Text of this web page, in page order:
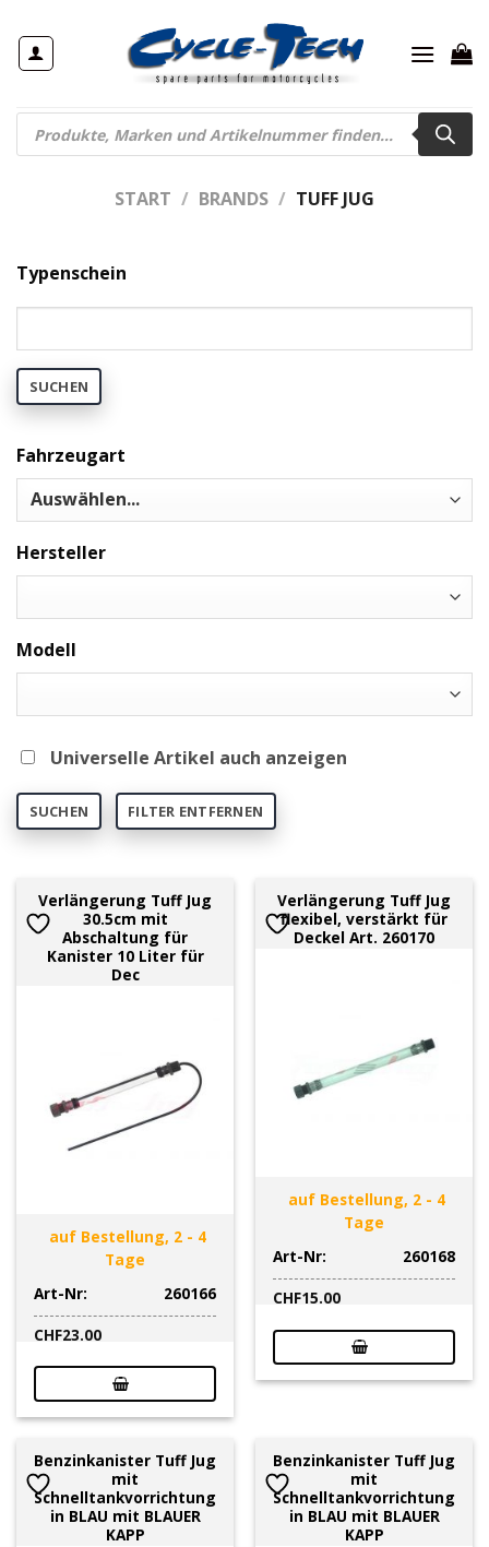
Inhalt
springen
Products
search
START / BRANDS / TUFF JUG
Typenschein
SUCHEN
Fahrzeugart
Hersteller
Modell
Universelle Artikel auch anzeigen
SUCHEN FILTER ENTFERNEN
Verlängerung Tuff Jug
30.5cm mit
Abschaltung für
Kanister 10 Liter für
Dec
auf Bestellung, 2 - 4
Tage
Art-Nr:
260166
CHF23.00
Verlängerung Tuff Jug
flexibel, verstärkt für
Deckel Art. 260170
auf Bestellung, 2 - 4
Tage
Art-Nr:
260168
CHF15.00
Benzinkanister Tuff Jug
mit
Schnelltankvorrichtung
in BLAU mit BLAUER
KAPP
Benzinkanister Tuff Jug
mit
Schnelltankvorrichtung
in BLAU mit BLAUER
KAPP